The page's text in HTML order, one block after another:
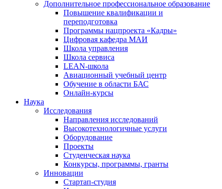
Дополнительное профессиональное образование
Повышение квалификации и
переподготовка
Программы нацпроекта «Кадры»
Цифровая кафедра МАИ
Школа управления
Школа сервиса
LEAN-школа
Авиационный учебный центр
Обучение в области БАС
Онлайн-курсы
Наука
Исследования
Направления исследований
Высокотехнологичные услуги
Оборудование
Проекты
Студенческая наука
Конкурсы, программы, гранты
Инновации
Стартап-студия